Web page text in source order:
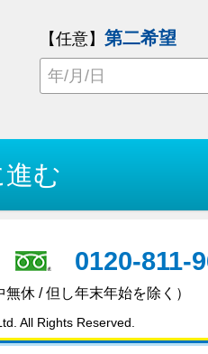
【任意】第二希望
0120-811-
無休 / 但し年末年始を除く）
All Rights Reserved.